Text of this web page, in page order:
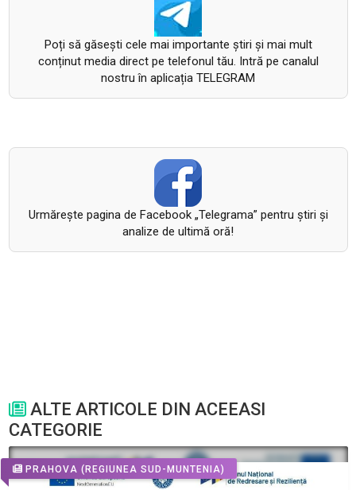
Poți să găsești cele mai importante știri și mai mult
conținut media direct pe telefonul tău. Intră pe canalul
nostru în aplicația TELEGRAM
Urmăreşte pagina de Facebook „Telegrama” pentru ştiri şi
analize de ultimă oră!
ALTE ARTICOLE DIN ACEEASI
CATEGORIE
PRAHOVA (REGIUNEA SUD-MUNTENIA)